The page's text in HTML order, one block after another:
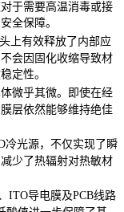
于需要高温消毒或接
全保障。
上有效释放了内部应
会因固化收缩导致材
定性。
微乎其微。即使在经
层依然能够维持绝佳
冷光源，不仅实现了瞬
少了热辐射对热敏材
ITO导电膜及PCB线路